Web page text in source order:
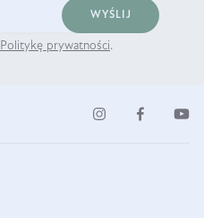
WYŚLIJ
Politykę prywatności.